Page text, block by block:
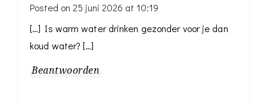
Posted on 25 juni 2026 at 10:19
[…] Is warm water drinken gezonder voor je dan
koud water? […]
Beantwoorden